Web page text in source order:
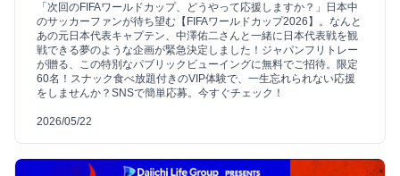
「次回のFIFAワールドカップ、どうやって応援しますか？」日本中
のサッカーファンが待ち望む【FIFAワールドカップ2026】。なんと
あの元日本代表キャプテン、中澤佑二さんと一緒に日本代表戦を観
戦できる夢のような企画が緊急決定しました！ジャパンフリトレー
が贈る、この特別なパブリックビューイングに無料でご招待。限定
60名！スナック食べ放題付きのVIP体験で、一生忘れられない応援
をしませんか？SNSで簡単応募。今すぐチェック！
2026/05/22